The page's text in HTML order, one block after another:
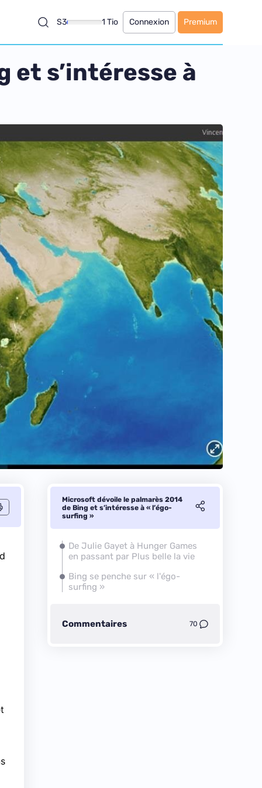
S3 1 Tio Connexion Premium
et s’intéresse à
Microsoft dévoile le palmarès 2014
de Bing et s’intéresse à « l’égo-
surfing »
De Julie Gayet à Hunger Games
en passant par Plus belle la vie
Bing se penche sur « l'égo-
surfing »
Commentaires 70